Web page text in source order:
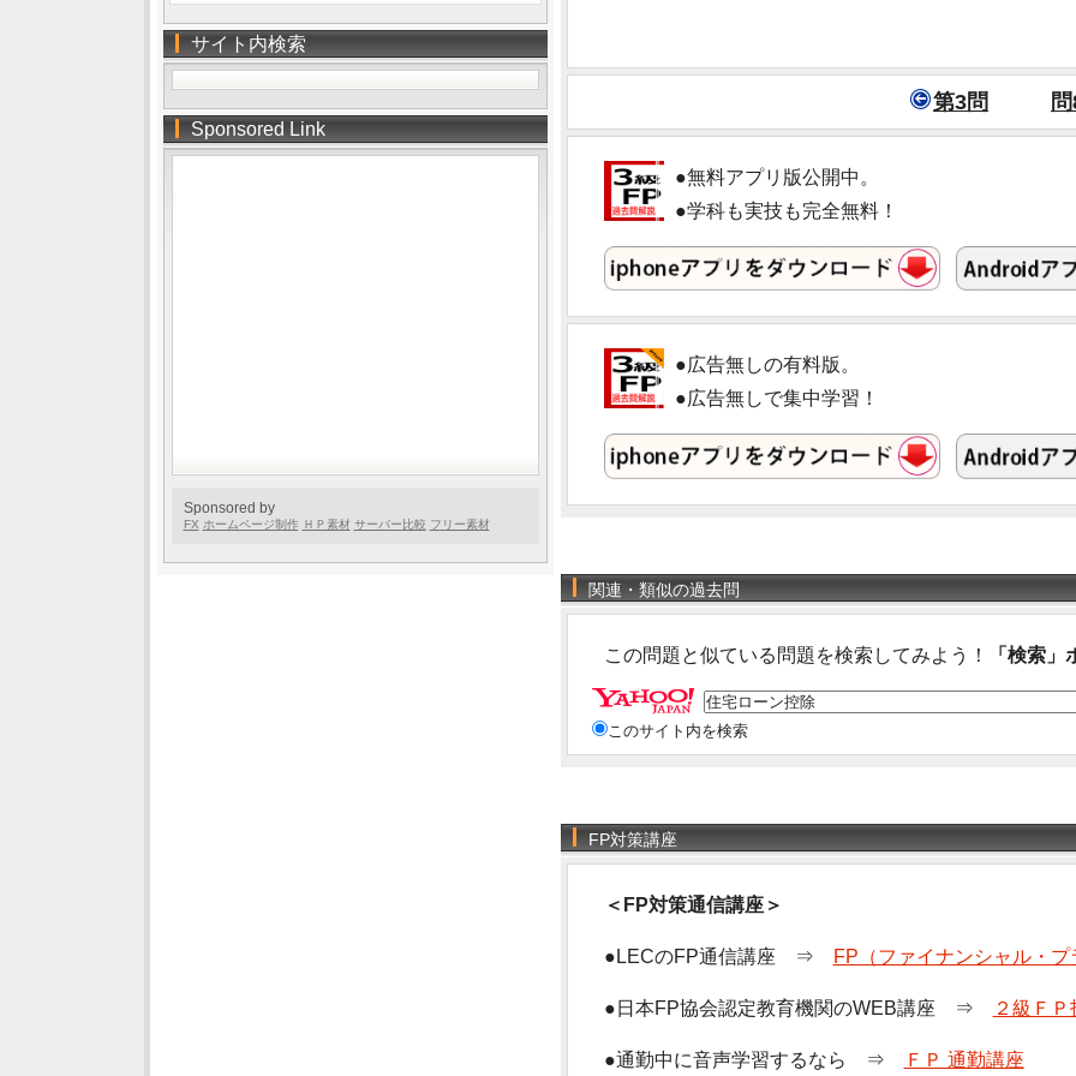
第3問
●無料アプリ版公開中。
●学科も実技も完全無料！
●広告無しの有料版。
●広告無しで集中学習！
関連・類似の過去問
この問題と似ている問題を検索してみよう！ 「検索
このサイト内を検索
FP対策講座
＜FP対策通信講座＞
●LECのFP通信講座 ⇒ FP（ファイナンシャル・
●日本FP協会認定教育機関のWEB講座 ⇒ ２級ＦＰ
●通勤中に音声学習するなら ⇒ ＦＰ 通勤講座
サイト内検索
Sponsored Link
Sponsored by
FX ホームページ制作 ＨＰ素材 サーバー比較 フリー素材